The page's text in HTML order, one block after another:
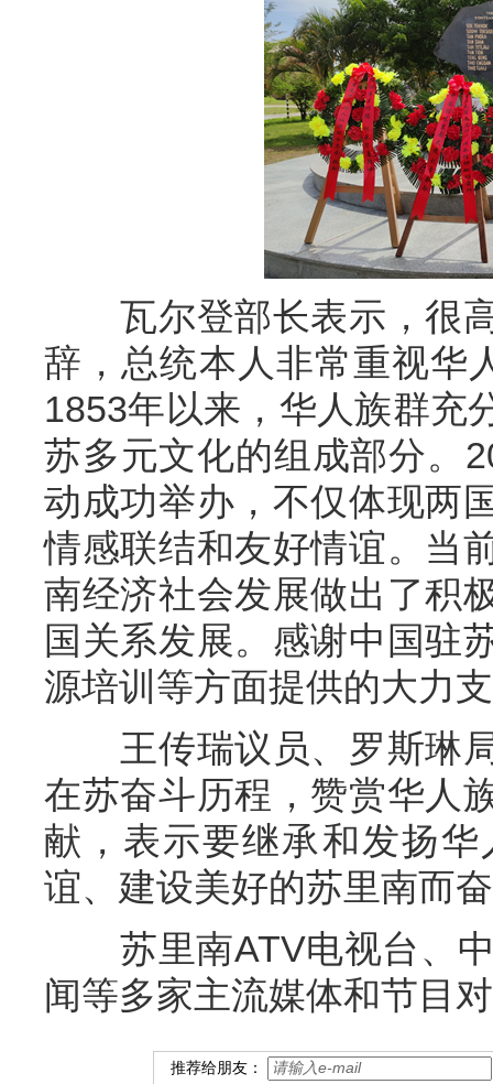
瓦尔登部长表示，很高
辞，总统本人非常重视华
1853年以来，华人族群充
苏多元文化的组成部分。
动成功举办，不仅体现两
情感联结和友好情谊。当
南经济社会发展做出了积
国关系发展。感谢中国驻
源培训等方面提供的大力
王传瑞议员、罗斯琳局
在苏奋斗历程，赞赏华人
献，表示要继承和发扬
谊、建设美好的苏里南而
苏里南ATV电视台、中
闻等多家主流媒体和节目
推荐给朋友：